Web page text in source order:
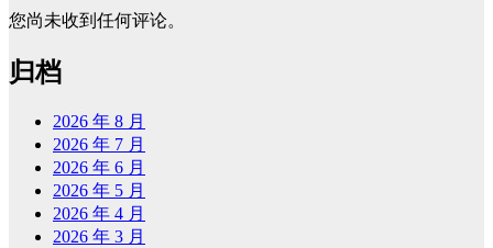
您尚未收到任何评论。
归档
2026 年 8 月
2026 年 7 月
2026 年 6 月
2026 年 5 月
2026 年 4 月
2026 年 3 月